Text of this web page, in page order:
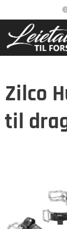
Zilco
til